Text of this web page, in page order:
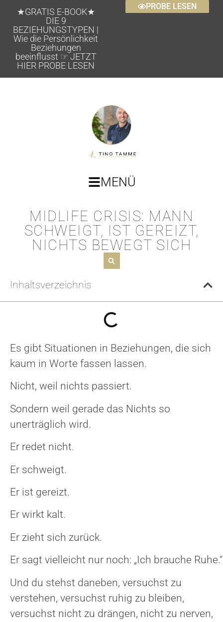
★GRATIS E-BOOK★
DIE 9
BEZIEHUNGSTYPEN |
Wie die Persönlichkeit
Beziehungen
beeinflusst ☞ JETZT
HIER PROBE LESEN
PROBE LESEN
MENÜ
MIDLIFE CRISIS: MANN
SCHWEIGT, IST GEREIZT,
NICHTS BEWEGT SICH
Inhaltsverzeichnis
Es gibt Situationen in Beziehungen, die sich
kaum in Worte fassen lassen.
Nicht, weil nichts passiert.
Sondern weil gerade das Nichts so
unerträglich wird.
Er redet nicht.
Er schweigt.
Er ist gereizt.
Er wirkt kalt.
Er zieht sich zurück.
Er sagt vielleicht nur noch: „Ich brauche Ruhe.“
Und du stehst daneben, versuchst zu
verstehen, versuchst ruhig zu bleiben,
versuchst nicht zu drängen, nicht zu nerven,